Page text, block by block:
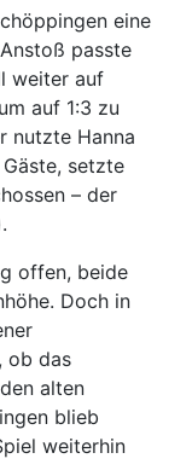
eine
passte
weiter auf
auf 1:3 zu
nutzte Hanna
setzte
– der
offen, beide
Doch in
ob das
alten
blieb
weiterhin